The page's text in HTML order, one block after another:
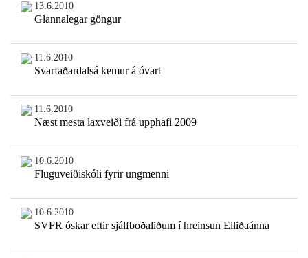
13.6.2010
Glannalegar göngur
11.6.2010
Svarfaðardalsá kemur á óvart
11.6.2010
Næst mesta laxveiði frá upphafi 2009
10.6.2010
Fluguveiðiskóli fyrir ungmenni
10.6.2010
SVFR óskar eftir sjálfboðaliðum í hreinsun Elliðaánna